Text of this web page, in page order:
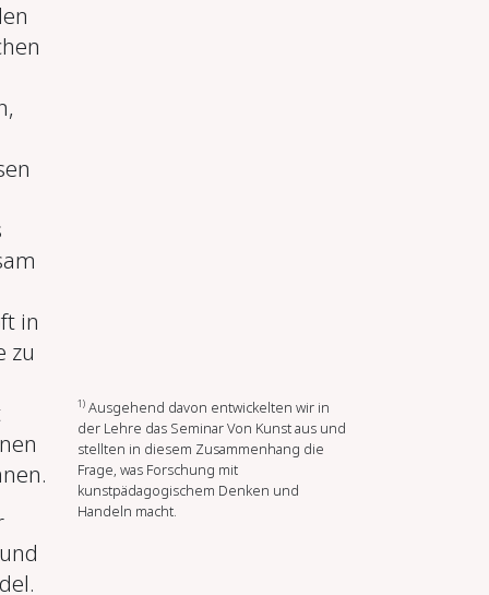
in
zu
1) Ausgehend davon entwickelten wir in
der Lehre das Seminar Von Kunst aus und
stellten in diesem Zusammenhang die
Frage, was Forschung mit
kunstpädagogischem Denken und
Handeln macht.